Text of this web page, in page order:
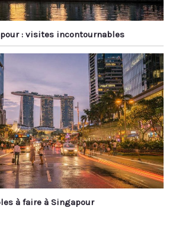
: visites incontournables
à faire à Singapour